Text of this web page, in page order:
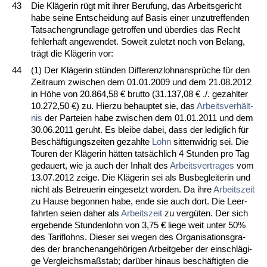
43
Die Kläge­rin rügt mit ih­rer Be­ru­fung, das Ar­beits­ge­richt
ha­be sei­ne Ent­schei­dung auf Ba­sis ei­ner un­zu­tref­fen­den
Tat­sa­chen­grund­la­ge ge­trof­fen und über­dies das Recht
feh­ler­haft an­ge­wen­det. So­weit zu­letzt noch von Be­lang,
trägt die Kläge­rin vor:
44
(1) Der Kläge­rin stünden Dif­fe­renz­lohn­ansprüche für den
Zeit­raum zwi­schen dem 01.01.2009 und dem 21.08.2012
in Höhe von 20.864,58 € brut­to (31.137,08 € ./. ge­zahl­ter
10.272,50 €) zu. Hier­zu be­haup­tet sie, das Ar­beits­verhält­
nis der Par­tei­en ha­be zwi­schen dem 01.01.2011 und dem
30.06.2011 ge­ruht. Es blei­be da­bei, dass der le­dig­lich für
Beschäfti­gungs­zei­ten ge­zahl­te Lohn sit­ten­wid­rig sei. Die
Tou­ren der Kläge­rin hätten tatsächlich 4 St­un­den pro Tag
ge­dau­ert, wie ja auch der In­halt des Ar­beits­ver­tra­ges vom
13.07.2012 zei­ge. Die Kläge­rin sei als Bus­be­glei­te­rin und
nicht als Be­treue­rin ein­ge­setzt wor­den. Da ih­reAr­beits­zeit
zu Hau­se be­gon­nen ha­be, en­de sie auch dort. Die Leer­
fahr­ten sei­en da­her als Ar­beits­zeit zu vergüten. Der sich
er­ge­ben­de St­un­den­lohn von 3,75 € lie­ge weit un­ter 50%
des Ta­rif­lohns. Die­ser sei we­gen des Or­ga­ni­sa­ti­ons­gra­
des der bran­chen­an­gehöri­gen Ar­beit­ge­ber der ein­schlägi­
ge Ver­gleichs­maßstab; darüber hin­aus beschäftig­ten die